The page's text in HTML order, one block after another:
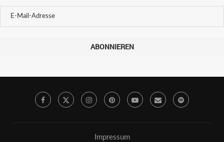
ABONNIEREN
Impressum